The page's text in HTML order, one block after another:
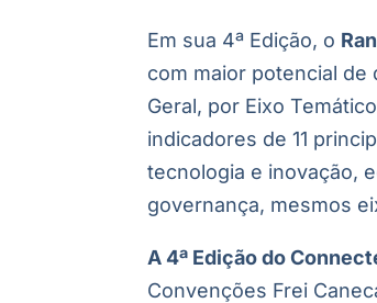
Em sua 4ª Edição, o
com maior potencial
Geral, por Eixo
indicadores de 11
tecnologia e inovação,
governança, mesmos
A 4ª Edição do
Convenções Frei